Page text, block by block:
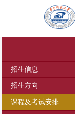
招生信息
招生方向
课程及考试安排